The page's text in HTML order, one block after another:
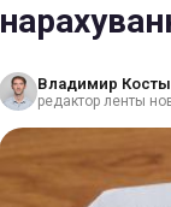
Владимир
редактор ленты